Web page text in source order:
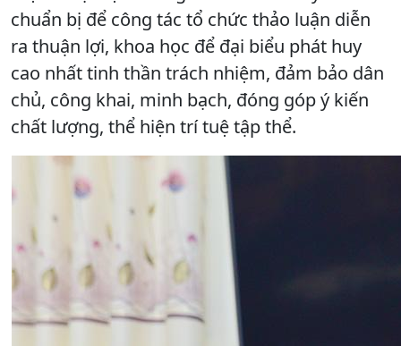
chuẩn bị để công tác tổ chức thảo luận diễn
ra thuận lợi, khoa học để đại biểu phát huy
cao nhất tinh thần trách nhiệm, đảm bảo dân
chủ, công khai, minh bạch, đóng góp ý kiến
chất lượng, thể hiện trí tuệ tập thể.